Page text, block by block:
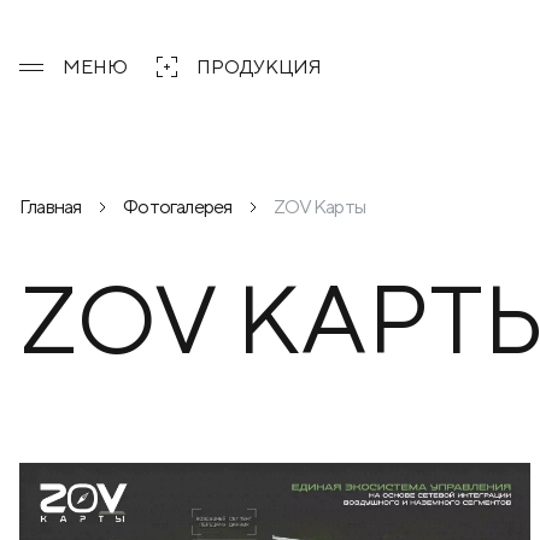
МЕНЮ ПРОДУКЦИЯ
Главная Фотогалерея ZOV Карты
ZOV